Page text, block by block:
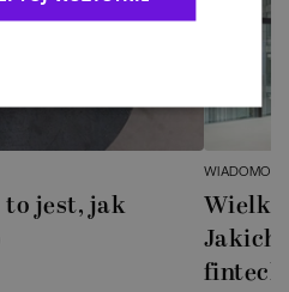
to jest, jak
Jakich